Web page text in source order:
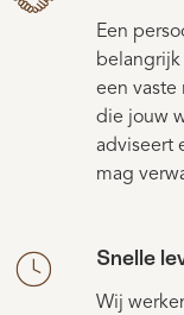
Een
een vaste
die jouw
adviseert
mag
Snelle
Wij